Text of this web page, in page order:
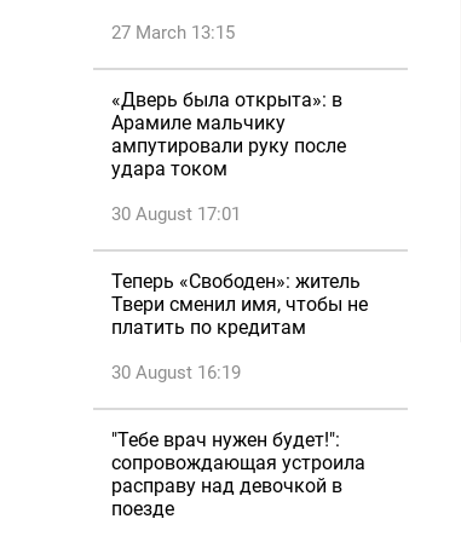
27 March 13:15
«Дверь была открыта»: в
Арамиле мальчику
ампутировали руку после
удара током
30 August 17:01
Теперь «Свободен»: житель
Твери сменил имя, чтобы не
платить по кредитам
30 August 16:19
"Тебе врач нужен будет!":
сопровождающая устроила
расправу над девочкой в
поезде